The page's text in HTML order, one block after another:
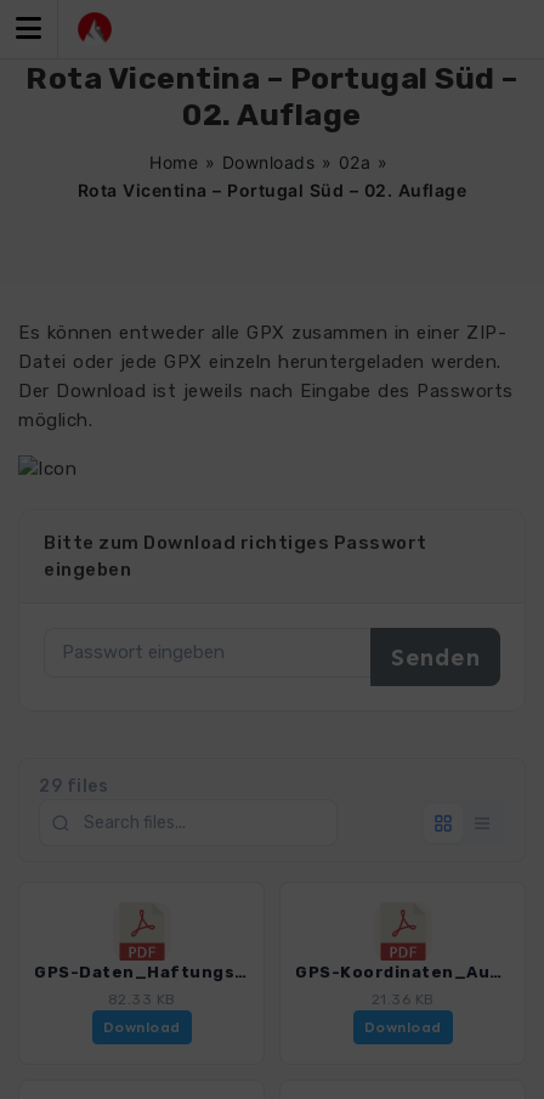
Inhalt
Rota Vicentina – Portugal Süd –
02. Auflage
Home » Downloads » 02a »
Rota Vicentina – Portugal Süd – 02. Auflage
Es können entweder alle GPX zusammen in einer ZIP-
Datei oder jede GPX einzeln heruntergeladen werden.
Der Download ist jeweils nach Eingabe des Passworts
möglich.
Bitte zum Download richtiges Passwort
eingeben
29 files
GPS-Daten_Haftungsausschluss-Nutzungsbedingungen_WF_RotaVicentina_4548_2.pdf
82.33 KB
Download
GPS-Koordinaten_Ausgangspunkte_WF_RotaVicentina_4548_2.pdf
21.36 KB
Download